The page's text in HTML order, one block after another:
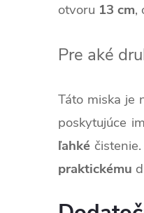
otvoru 13 cm,
Pre aké
Táto miska je
poskytujúce im
ľahké
praktickému